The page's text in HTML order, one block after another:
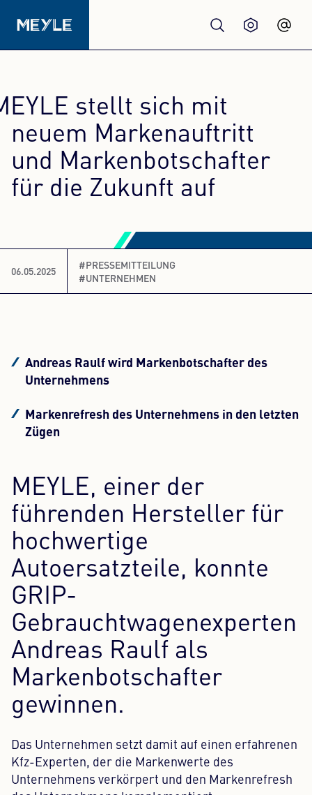
Qualität
Werkstätten
Über Uns
Presse
Karriere
Newsletter
stellt sich mit
neuem Markenauftritt
und Markenbotschafter
für die Zukunft auf
06.05.2025
#PRESSEMITTEILUNG
#UNTERNEHMEN
Andreas Raulf wird Markenbotschafter des
Unternehmens
Markenrefresh des Unternehmens in den letzten
Zügen
MEYLE, einer der
führenden Hersteller für
hochwertige
Autoersatzteile, konnte
GRIP-
Gebrauchtwagenexperten
Andreas Raulf als
Markenbotschafter
gewinnen.
Das Unternehmen setzt damit auf einen erfahrenen
Kfz-Experten, der die Markenwerte des
Unternehmens verkörpert und den Markenrefresh